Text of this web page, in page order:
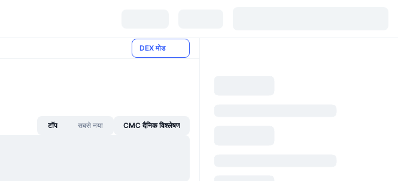
DEX मोड
टॉप सबसे नया CMC दैनिक विश्लेषण